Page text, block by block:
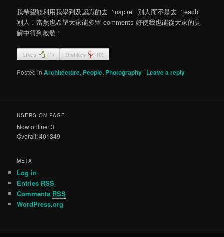
我希望能利用我學到及認識的去 ‘inspire’ 別人而不是去 ‘teach’
別人！當然也希望大家能多留 comments 好使我也能從大家的見
解中得到啟發！
Likes (1) Dislikes (0)
Posted in Architecture, People, Photography | Leave a reply
USERS ON PAGE
Now online: 3
Overall: 401349
META
Log in
Entries RSS
Comments RSS
WordPress.org